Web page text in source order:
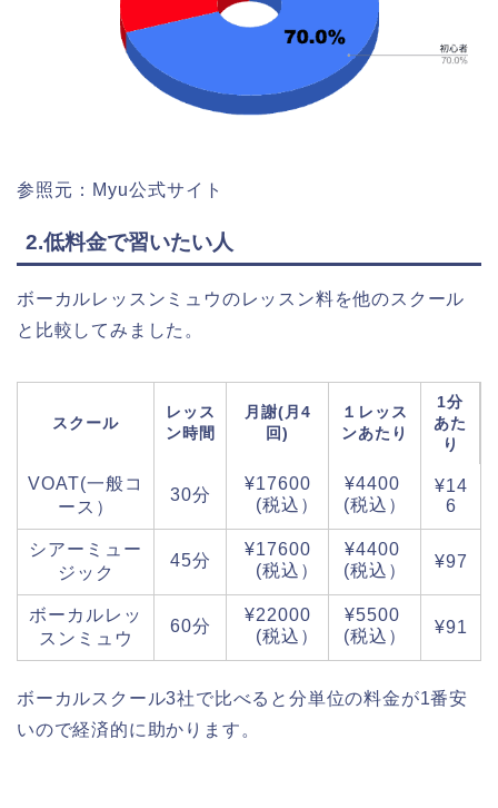
参照元：Myu公式サイト
2.低料金で習いたい人
ボーカルレッスンミュウのレッスン料を他のスクール
と比較してみました。
スクール
レッス
ン時間
月謝(月4
回)
１レッス
ンあたり
1分
あた
り
VOAT(一般コ
ース）
30分
¥17600
(税込）
¥4400
(税込）
¥14
6
シアーミュー
ジック
45分
¥17600
(税込）
¥4400
(税込）
¥97
ボーカルレッ
スンミュウ
60分
¥22000
(税込）
¥5500
(税込）
¥91
ボーカルスクール3社で比べると分単位の料金が1番安
いので経済的に助かります。